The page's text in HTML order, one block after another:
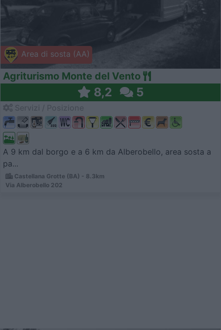
Area di sosta (AA)
Agriturismo Monte del Vento
8,2 5
A 9 km dal borgo e a 6 km da Alberobello, area sosta a
pa...
Castellana Grotte (BA) - 8.3km
Via Alberobello 202